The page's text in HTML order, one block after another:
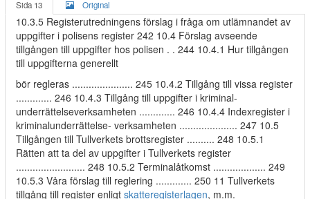
Sida 13 Original
10.3.5 Registerutredningens förslag i fråga om utlämnandet av
uppgifter i polisens register 242 10.4 Förslag avseende
tillgången till uppgifter hos polisen . . 244 10.4.1 Hur tillgången
till uppgifterna generellt
bör regleras ...................... 245 10.4.2 Tillgång till vissa register
............. 246 10.4.3 Tillgång till uppgifter i kriminal-
underrättelseverksamheten ............. 246 10.4.4 Indexregister i
kriminalunderrättelse- verksamheten ..................... 247 10.5
Tillgången till Tullverkets brottsregister .......... 248 10.5.1
Rätten att ta del av uppgifter i Tullverkets register
......................... 248 10.5.2 Terminalåtkomst ................... 249
10.5.3 Våra förslag till reglering ............. 250 11 Tullverkets
tillgång till register enligt skatteregisterlagen, m.m.